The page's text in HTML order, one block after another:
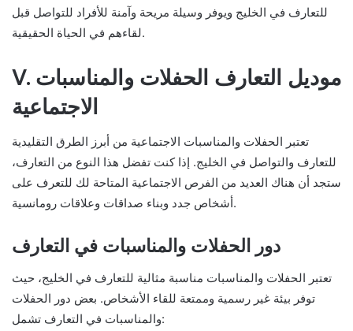
للتعارف في الخليج ويوفر وسيلة مريحة وآمنة للأفراد للتواصل قبل
لقاءهم في الحياة الحقيقية.
V. موديل التعارف الحفلات والمناسبات
الاجتماعية
تعتبر الحفلات والمناسبات الاجتماعية من أبرز الطرق التقليدية
للتعارف والتواصل في الخليج. إذا كنت تفضل هذا النوع من التعارف،
ستجد أن هناك العديد من الفرص الاجتماعية المتاحة لك للتعرف على
أشخاص جدد وبناء صداقات وعلاقات رومانسية.
دور الحفلات والمناسبات في التعارف
تعتبر الحفلات والمناسبات مناسبة مثالية للتعارف في الخليج، حيث
توفر بيئة غير رسمية وممتعة للقاء الأشخاص. بعض دور الحفلات
والمناسبات في التعارف تشمل: